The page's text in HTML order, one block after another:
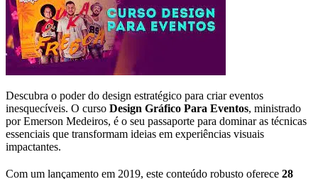
Descubra o poder do design estratégico para criar eventos
inesquecíveis. O curso Design Gráfico Para Eventos, ministrado
por Emerson Medeiros, é o seu passaporte para dominar as técnicas
essenciais que transformam ideias em experiências visuais
impactantes.
Com um lançamento em 2019, este conteúdo robusto oferece 28